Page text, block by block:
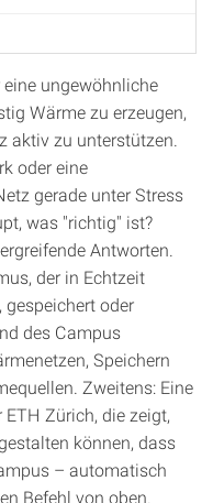
ungewöhnliche
Wärme zu erzeugen,
aktiv zu unterstützen.
oder eine
gerade unter Stress
was "richtig" ist?
Antworten.
der in Echtzeit
oder
des Campus
Speichern
Zweitens: Eine
Zürich, die zeigt,
können, dass
– automatisch
Befehl von oben.